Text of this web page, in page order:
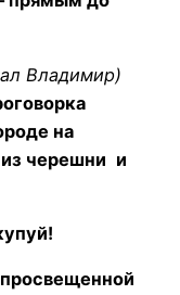
Владимир)
на
черешни и